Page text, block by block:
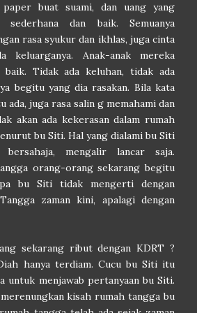
buat suami, dan uang yang
sederhana dan baik. Semuanya
rasa syukur dan ikhlas, juga cinta
keluarganya. Anak-anak mereka
baik. Tidak ada keluhan, tidak ada
begitu yang dia rasakan. Bila kata
ada, juga rasa salin g memahami dan
akan ada kekerasan dalam rumah
bu Siti. Hal yang dialami bu Siti
bersahaja, mengalir lancar saja.
orang-orang sekarang begitu
bu Siti tidak mengerti dengan
zaman kini, apalagi dengan
sekarang ribut dengan KDRT ?
hanya terdiam. Cucu bu Siti itu
untuk menjawab pertanyaan bu Siti.
kisah rumah tangga bu